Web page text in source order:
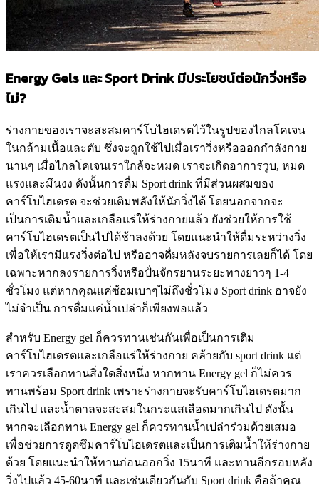
Energy GelsและSport Drinkมีประโยชน์ต่อนักวิ่งหรือ
ไม่?
ร่างกายของเราจะสะสมคาร์โบไฮเดรตไว้ในรูปของไกลโคเจน
ในกล้ามเนื้อและตับ ซึ่งจะถูกใช้ไปเมื่อเราวิ่งหรือออกกำลังกาย
นานๆ เมื่อไกลโคเจนเราใกล้จะหมด เราจะเกิดอาการวูบ, หมด
แรงและมึนงง ดังนั้นการดื่ม Sport drink ที่มีส่วนผสมของ
คาร์โบไฮเดรต จะช่วยเติมพลังให้นักวิ่งได้ โดยนอกจากจะ
เป็นการเติมน้ำและเกลือแร่ให้ร่างกายแล้ว ยังช่วยให้การใช้
คาร์โบไฮเดรตเป็นไปได้ช้าลงด้วย โดยแนะนำให้ดื่มระหว่างวิ่ง
เพื่อให้เรามีแรงวิ่งต่อไป หรืออาจดื่มหลังจบรายการเลยก็ได้ โดย
เฉพาะหากลงรายการวิ่งหรือปั่นจักรยานระยะทางยาวๆ 1-4
ชั่วโมง แต่หากคุณแค่ซ้อมเบาๆไม่ถึงชั่วโมง Sport drink อาจยัง
ไม่จำเป็น การดื่มแค่น้ำเปล่าก็เพียงพอแล้ว
สำหรับ Energy gel ก็ควรทานเช่นกันเพื่อเป็นการเติม
คาร์โบไฮเดรตและเกลือแร่ให้ร่างกาย คล้ายกับ sport drink แต่
เราควรเลือกทานสิ่งใดสิ่งหนึ่ง หากทาน Energy gel ก็ไม่ควร
ทานพร้อม Sport drink เพราะร่างกายจะรับคาร์โบไฮเดรตมาก
เกินไป และน้ำตาลจะสะสมในกระแสเลือดมากเกินไป ดังนั้น
หากจะเลือกทาน Energy gel ก็ควรทานน้ำเปล่าร่วมด้วยเสมอ
เพื่อช่วยการดูดซึมคาร์โบไฮเดรตและเป็นการเติมน้ำให้ร่างกาย
ด้วย โดยแนะนำให้ทานก่อนออกวิ่ง 15นาที และทานอีกรอบหลัง
วิ่งไปแล้ว 45-60นาที และเช่นเดียวกันกับ Sport drink คือถ้าคุณ